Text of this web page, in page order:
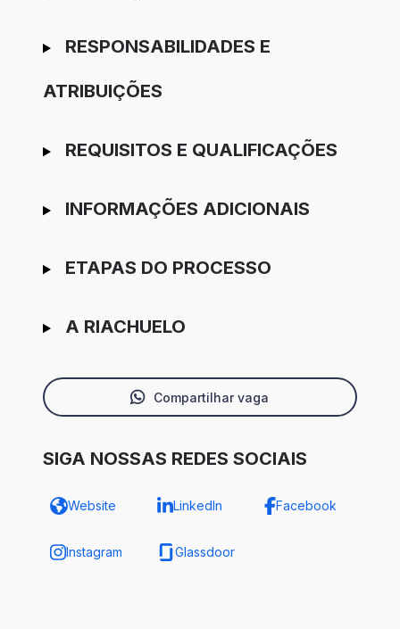
RESPONSABILIDADES E
ATRIBUIÇÕES
REQUISITOS E QUALIFICAÇÕES
INFORMAÇÕES ADICIONAIS
ETAPAS DO PROCESSO
A RIACHUELO
Compartilhar vaga
SIGA NOSSAS REDES SOCIAIS
Website LinkedIn Facebook
Instagram Glassdoor